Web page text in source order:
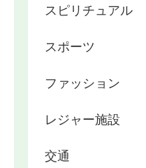
スピリチュアル
スポーツ
ファッション
レジャー施設
交通